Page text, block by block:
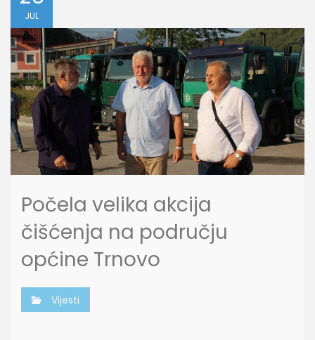
JUL
Počela velika akcija
čišćenja na području
općine Trnovo
Vijesti